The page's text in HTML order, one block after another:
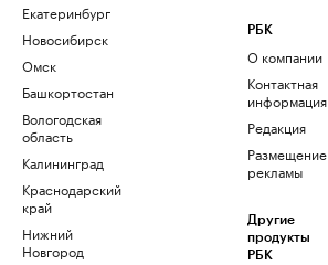
Екатеринбург
Новосибирск
Омск
Башкортостан
Вологодская
область
Калининград
Краснодарский
край
Нижний
Новгород
РБК
О компании
Контактная
информация
Редакция
Размещение
рекламы
Другие
продукты
РБК